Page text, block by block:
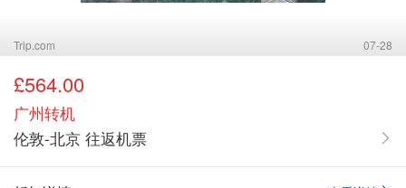
Trip.com 07-28
£564.00
广州转机
伦敦-北京 往返机票